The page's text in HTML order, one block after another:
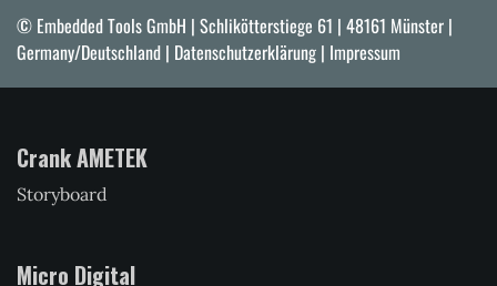
© Embedded Tools GmbH | Schlikötterstiege 61 | 48161 Münster |
Germany/Deutschland | Datenschutzerklärung | Impressum
Crank AMETEK
Storyboard
Micro Digital